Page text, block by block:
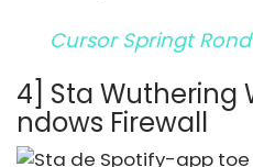
Cursor Springt Rond
4] Sta Wuthering
ndows Firewall